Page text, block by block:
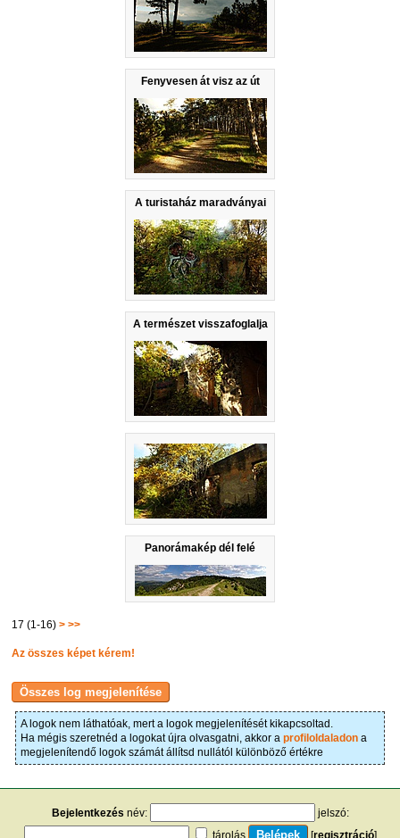
Fenyvesen át visz az út
A turistaház maradványai
A természet visszafoglalja
Panorámakép dél felé
17 (1-16)> >>
Az összes képet kérem!
A logok nem láthatóak, mert a logok megjelenítését kikapcsoltad.
Ha mégis szeretnéd a logokat újra olvasgatni, akkor a profiloldaladona
megjelenítendő logok számát állítsd nullától különböző értékre
Bejelentkezés név:
jelszó:
tárolás
[regisztráció]